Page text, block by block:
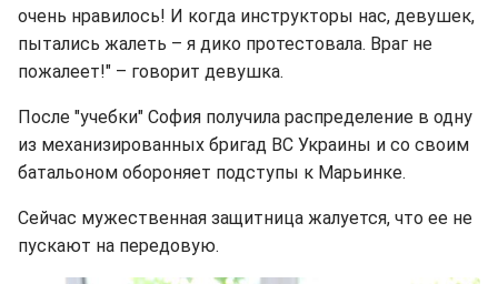
очень нравилось! И когда инструкторы нас, девушек,
пытались жалеть – я дико протестовала. Враг не
пожалеет!" – говорит девушка.
После "учебки" София получила распределение в одну
из механизированных бригад ВС Украины и со своим
батальоном обороняет подступы к Марьинке.
Сейчас мужественная защитница жалуется, что ее не
пускают на передовую.